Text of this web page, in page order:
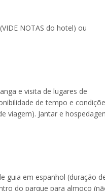
NOTAS do hotel) ou
e visita de lugares de
de tempo e
viagem). Jantar e
guia em espanhol (duração
do parque para almoço